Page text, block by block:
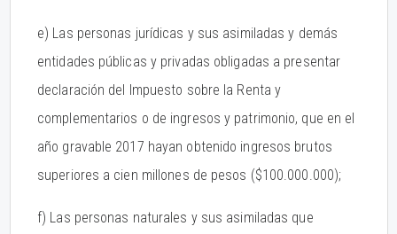
e) Las personas jurídicas y sus asimiladas y demás
entidades públicas y privadas obligadas a presentar
declaración del Impuesto sobre la Renta y
complementarios o de ingresos y patrimonio, que en el
año gravable 2017 hayan obtenido ingresos brutos
superiores a cien millones de pesos ($100.000.000);
f) Las personas naturales y sus asimiladas que